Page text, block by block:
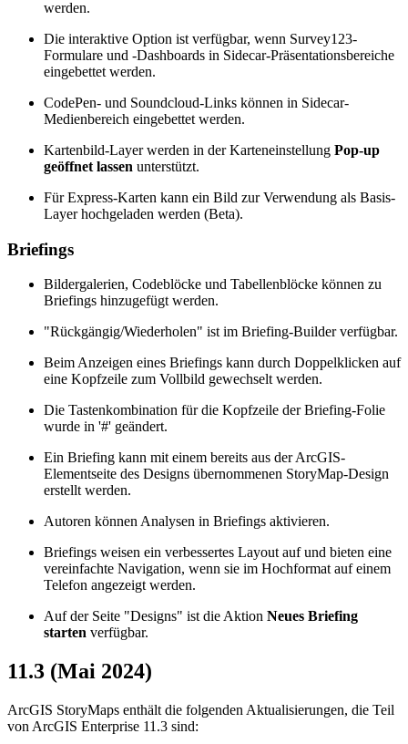
werden.
Die interaktive Option ist verfügbar, wenn Survey123-
Formulare und -Dashboards in Sidecar-Präsentationsbereiche
eingebettet werden.
CodePen- und Soundcloud-Links können in Sidecar-
Medienbereich eingebettet werden.
Kartenbild-Layer werden in der Karteneinstellung Pop-up
geöffnet lassen unterstützt.
Für Express-Karten kann ein Bild zur Verwendung als Basis-
Layer hochgeladen werden (Beta).
Briefings
Bildergalerien, Codeblöcke und Tabellenblöcke können zu
Briefings hinzugefügt werden.
"Rückgängig/Wiederholen" ist im Briefing-Builder verfügbar.
Beim Anzeigen eines Briefings kann durch Doppelklicken auf
eine Kopfzeile zum Vollbild gewechselt werden.
Die Tastenkombination für die Kopfzeile der Briefing-Folie
wurde in '#' geändert.
Ein Briefing kann mit einem bereits aus der ArcGIS-
Elementseite des Designs übernommenen StoryMap-Design
erstellt werden.
Autoren können Analysen in Briefings aktivieren.
Briefings weisen ein verbessertes Layout auf und bieten eine
vereinfachte Navigation, wenn sie im Hochformat auf einem
Telefon angezeigt werden.
Auf der Seite "Designs" ist die Aktion Neues Briefing
starten verfügbar.
11.3 (Mai 2024)
ArcGIS StoryMaps enthält die folgenden Aktualisierungen, die Teil
von ArcGIS Enterprise 11.3 sind: